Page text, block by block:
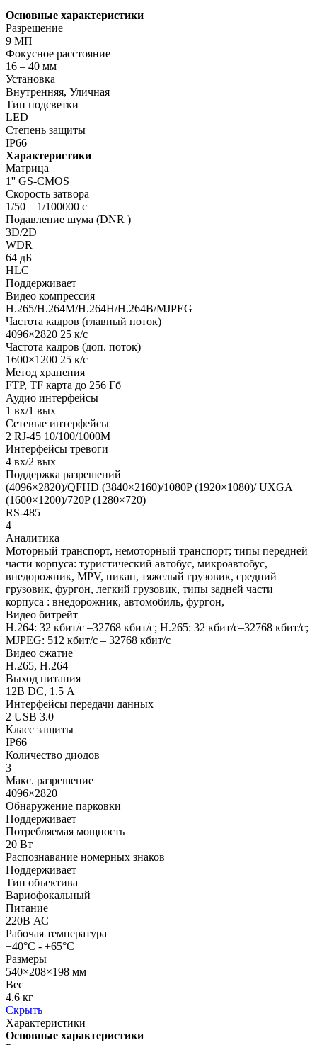
Основные характеристики
Разрешение
9 МП
Фокусное расстояние
16 – 40 мм
Установка
Внутренняя, Уличная
Тип подсветки
LED
Степень защиты
IP66
Характеристики
Матрица
1'' GS-CMOS
Скорость затвора
1/50 – 1/100000 с
Подавление шума (DNR )
3D/2D
WDR
64 дБ
HLC
Поддерживает
Видео компрессия
H.265/H.264M/H.264H/H.264B/MJPEG
Частота кадров (главный поток)
4096×2820 25 к/с
Частота кадров (доп. поток)
1600×1200 25 к/с
Метод хранения
FTP, TF карта до 256 Гб
Аудио интерфейсы
1 вх/1 вых
Сетевые интерфейсы
2 RJ-45 10/100/1000M
Интерфейсы тревоги
4 вх/2 вых
Поддержка разрешений
(4096×2820)/QFHD (3840×2160)/1080P (1920×1080)/ UXGA
(1600×1200)/720P (1280×720)
RS-485
4
Аналитика
Моторный транспорт, немоторный транспорт; типы передней
части корпуса: туристический автобус, микроавтобус,
внедорожник, MPV, пикап, тяжелый грузовик, средний
грузовик, фургон, легкий грузовик, типы задней части
корпуса : внедорожник, автомобиль, фургон,
Видео битрейт
H.264: 32 кбит/с –32768 кбит/с; H.265: 32 кбит/с–32768 кбит/с;
MJPEG: 512 кбит/с – 32768 кбит/с
Видео сжатие
H.265, H.264
Выход питания
12В DC, 1.5 А
Интерфейсы передачи данных
2 USB 3.0
Класс защиты
IP66
Количество диодов
3
Макс. разрешение
4096×2820
Обнаружение парковки
Поддерживает
Потребляемая мощность
20 Вт
Распознавание номерных знаков
Поддерживает
Тип объектива
Вариофокальный
Питание
220В АС
Рабочая температура
−40°C - +65°C
Размеры
540×208×198 мм
Вес
4.6 кг
Скрыть
Характеристики
Основные характеристики